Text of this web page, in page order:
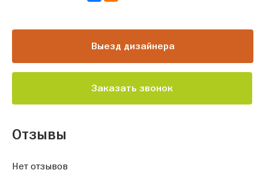
Выезд дизайнера
Заказать звонок
Отзывы
Нет отзывов